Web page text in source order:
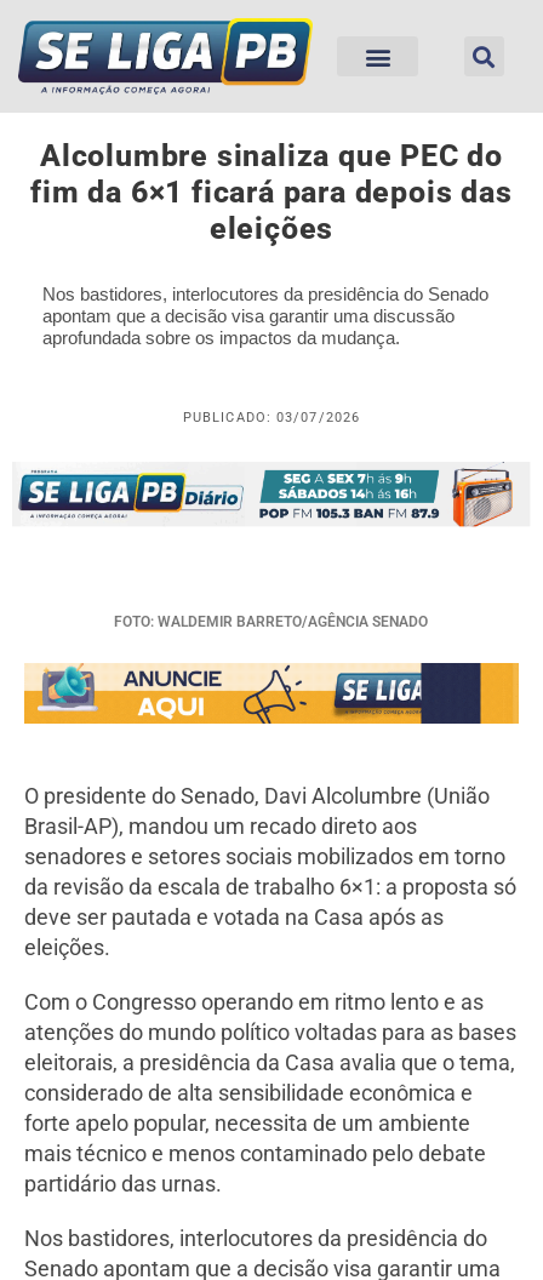
Alcolumbre sinaliza que PEC do
fim da 6×1 ficará para depois das
eleições
Nos bastidores, interlocutores da presidência do Senado
apontam que a decisão visa garantir uma discussão
aprofundada sobre os impactos da mudança.
PUBLICADO: 03/07/2026
FOTO: WALDEMIR BARRETO/AGÊNCIA SENADO
O presidente do Senado, Davi Alcolumbre (União
Brasil-AP), mandou um recado direto aos
senadores e setores sociais mobilizados em torno
da revisão da escala de trabalho 6×1: a proposta só
deve ser pautada e votada na Casa após as
eleições.
Com o Congresso operando em ritmo lento e as
atenções do mundo político voltadas para as bases
eleitorais, a presidência da Casa avalia que o tema,
considerado de alta sensibilidade econômica e
forte apelo popular, necessita de um ambiente
mais técnico e menos contaminado pelo debate
partidário das urnas.
Nos bastidores, interlocutores da presidência do
Senado apontam que a decisão visa garantir uma